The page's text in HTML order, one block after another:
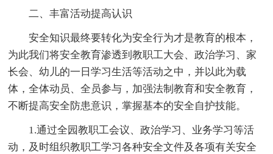
二、丰富活动提高认识
安全知识最终要转化为安全行为才是教育的根本，
为此我们将安全教育渗透到教职工大会、政治学习、家
长会、幼儿的一日学习生活等活动之中，并以此为载
体，全体动员、全员参与，加强法制教育和安全教育，
不断提高安全防患意识，掌握基本的安全自护技能。
1.通过全园教职工会议、政治学习、业务学习等活
动，及时组织教职工学习各种安全文件及各项有关安全